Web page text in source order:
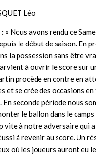
Léo
: « Nous avons rendu ce
le début de saison. En
la possession sans être
à ouvrir le score sur
procède en contre en
et se crée des occasions
seconde période nous
le ballon dans le camps
vite à notre adversaire qui
à revenir au score. Un
où les joueurs auront eu